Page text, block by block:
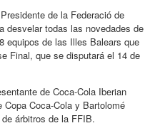
de la Federació de
desvelar todas las novedades de
equipos de las Illes Balears que
Final, que se disputará el 14 de
de Coca-Cola Iberian
Coca-Cola y Bartolomé
árbitros de la FFIB.